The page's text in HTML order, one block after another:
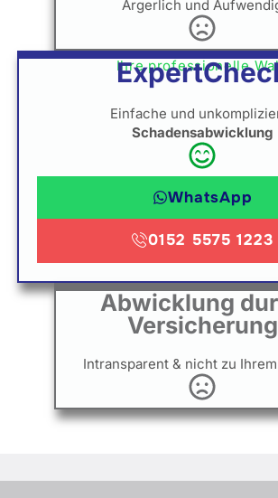
Ärgerlich und
Ihre professionelle
Einfache und
Schadensabwicklung
WhatsApp
0152 5575 1223
Abwicklung
Versicherung
Intransparent & nicht zu